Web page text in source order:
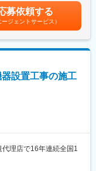
としてのキャリアを実
制度を用意していま
向に沿った評価を受け
討にも参加できます。
積める環境です。また
社後も技術のアップデ
）
おり、将来的な業務体
なりました。これまで
とを想定しています。
与：経験により応相談
を通じて上下する可能
めた表記です。
募依頼する
ージェントサービス）
設置工事の施工
理店で16年連続全国1